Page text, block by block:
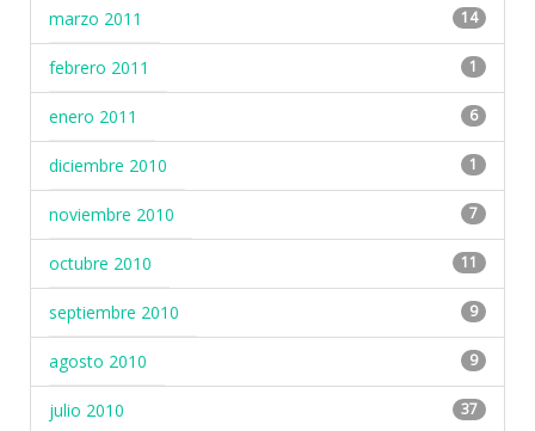
marzo 2011 14
febrero 2011 1
enero 2011 6
diciembre 2010 1
noviembre 2010 7
octubre 2010 11
septiembre 2010 9
agosto 2010 9
julio 2010 37